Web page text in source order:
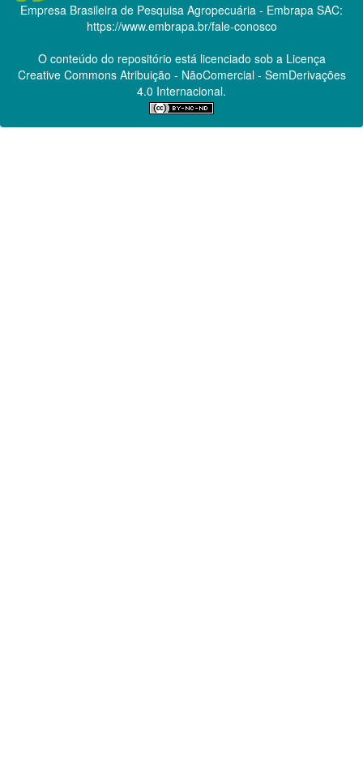
Empresa Brasileira de Pesquisa Agropecuária - Embrapa SAC:
https://www.embrapa.br/fale-conosco
O conteúdo do repositório está licenciado sob a Licença
Creative CommonsAtribuição - NãoComercial - SemDerivações
4.0 Internacional.